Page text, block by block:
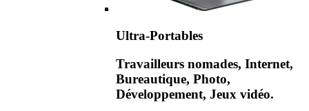
Ultra-Portables
Travailleurs nomades, Internet,
Bureautique, Photo,
Développement, Jeux vidéo.